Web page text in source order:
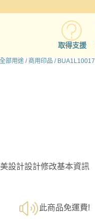
取得支援
全部用途 / 商用印品 / BUA1L10017
設計設計修改基本資訊
此商品免運費!